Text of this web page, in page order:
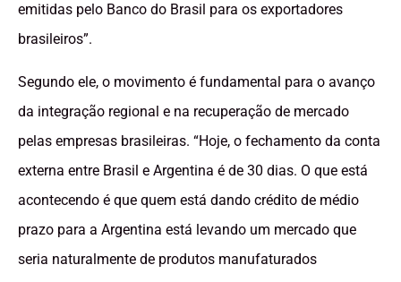
emitidas pelo Banco do Brasil para os exportadores
brasileiros”.
Segundo ele, o movimento é fundamental para o avanço
da integração regional e na recuperação de mercado
pelas empresas brasileiras. “Hoje, o fechamento da conta
externa entre Brasil e Argentina é de 30 dias. O que está
acontecendo é que quem está dando crédito de médio
prazo para a Argentina está levando um mercado que
seria naturalmente de produtos manufaturados